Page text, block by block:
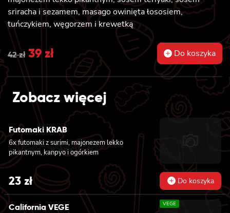
sriracha i sezamem, masago owinięta łososiem,
tuńczykiem, węgorzem i krewetką
42zł Original
price
was:
42 zł.
39 złCurrent
price
39 zł.
Do koszyka
Zobacz więcej
Futomaki KRAB
6x futomaki z surimi, majonezem lekko
pikantnym, kanpyo i ogórkiem
23 zł Do koszyka
California VEGE VEGE